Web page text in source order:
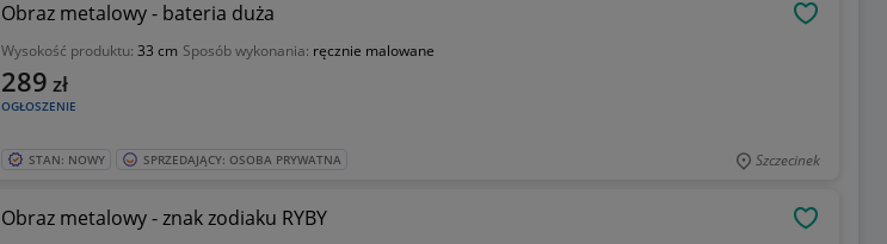
Obraz metalowy - bateria duża
Wysokość produktu: 33 cm Sposób wykonania: ręcznie malowane
OGŁOSZENIE
289 zł
STAN: NOWY SPRZEDAJĄCY: OSOBA PRYWATNA Szczecinek
Obraz metalowy - znak zodiaku RYBY